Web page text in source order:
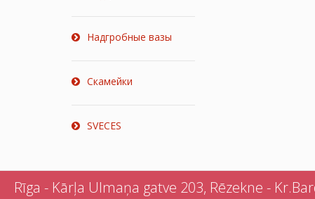
Надгробные вазы
Скамейки
SVECES
Rīga - Kārļa Ulmaņa gatve 203, Rēzekne -